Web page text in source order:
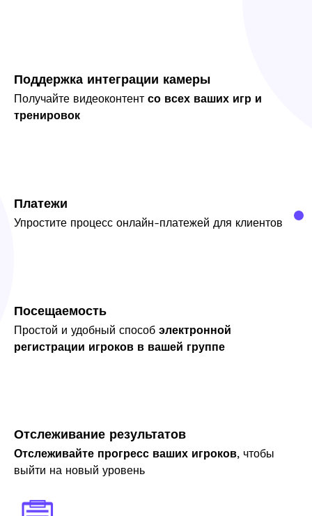
Поддержка интеграции камеры
Получайте видеоконтент со всех ваших игр и
тренировок
Платежи
Упростите процесс онлайн-платежей для клиентов
Посещаемость
Простой и удобный способ электронной
регистрации игроков в вашей группе
Отслеживание результатов
Отслеживайте прогресс ваших игроков, чтобы
выйти на новый уровень